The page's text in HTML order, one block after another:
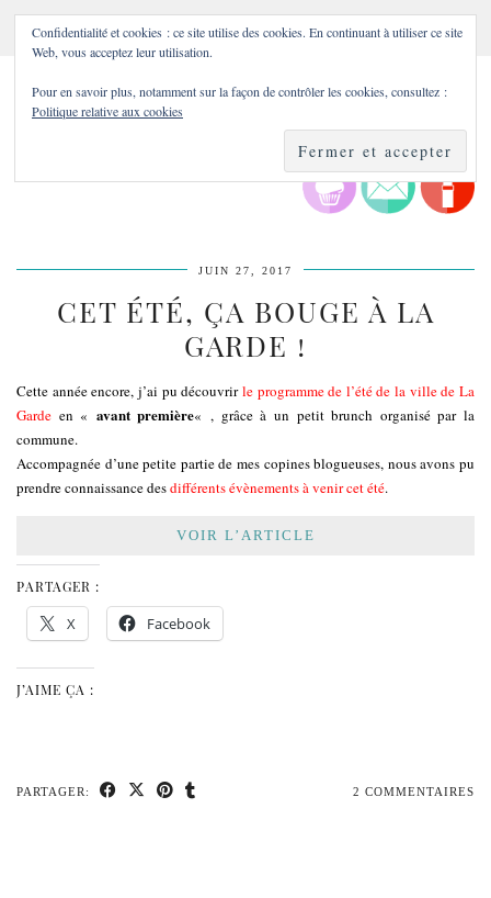
JUIN 27, 2017
CET ÉTÉ, ÇA BOUGE À LA
GARDE !
Cette année encore, j’ai pu découvrirle programme de l’été de la ville de La
Garde en « avant première« , grâce à un petit brunch organisé par la
commune.
Accompagnée d’une petite partie de mes copines blogueuses, nous avons pu
prendre connaissance desdifférents évènements à venir cet été.
VOIR L’ARTICLE
PARTAGER :
X Facebook
J’AIME ÇA :
PARTAGER: 2 COMMENTAIRES
Confidentialité et cookies : ce site utilise des cookies. En continuant à utiliser ce site
Web, vous acceptez leur utilisation.
Pour en savoir plus, notamment sur la façon de contrôler les cookies, consultez :
Politique relative aux cookies